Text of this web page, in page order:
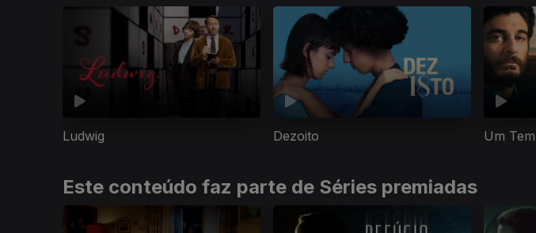
Ludwig Dezoito Um
Este conteúdo faz parte de Séries premiadas